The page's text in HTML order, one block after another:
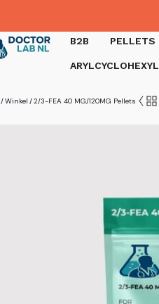
B2B PELLETS
/Winkel /2/3-FEA 40 MG/120MG Pellets